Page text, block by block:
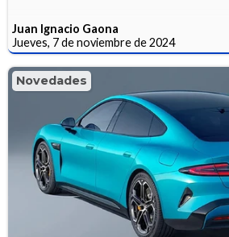
Juan Ignacio Gaona
Jueves, 7 de noviembre de 2024
Novedades